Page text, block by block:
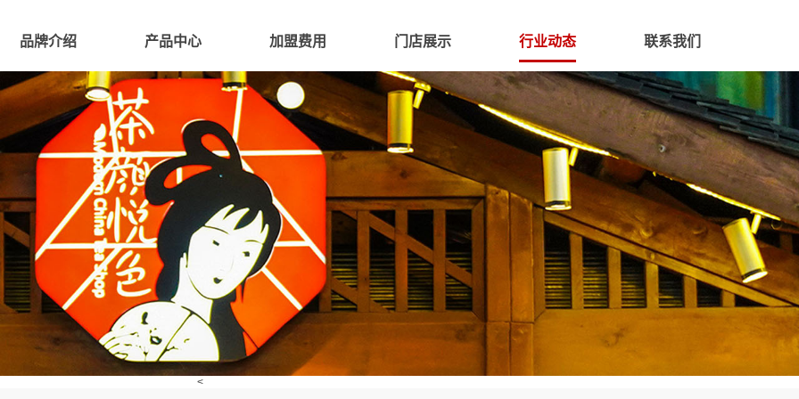
品牌介绍 产品中心 加盟费用 门店展示 行业动态 联系我们
<